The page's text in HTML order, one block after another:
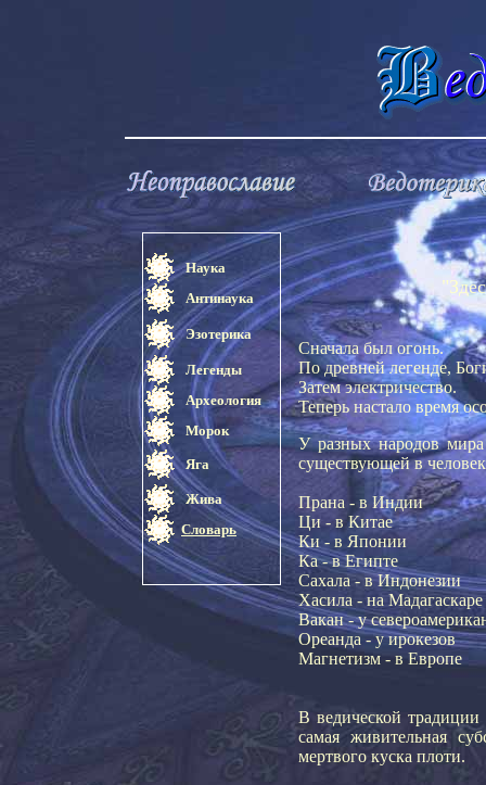
Наука
Антинаука
Эзотерика
Легенды
Археология
Морок
Яга
Жива
Словарь
Сначала был огонь.
По древней легенде,
Затем электричество.
Теперь настало время
У разных народов мира
существующей в
Прана - в Индии
Ци - в Китае
Ки - в Японии
Ка - в Египте
Сахала - в Индонезии
Хасила - на Мадагаскаре
Вакан - у
Ореанда - у ирокезов
Магнетизм - в Европе
В ведической
самая живительная
мертвого куска плоти.